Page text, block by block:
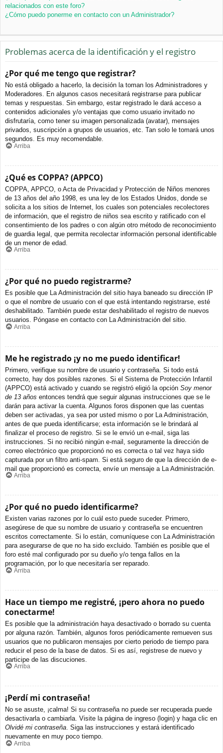
relacionados con este foro?
¿Cómo puedo ponerme en contacto con un Administrador?
Problemas acerca de la identificación y el registro
¿Por qué me tengo que registrar?
No está obligado a hacerlo, la decisión la toman los Administradores y
Moderadores. En algunos casos necesitará registrarse para publicar
temas y respuestas. Sin embargo, estar registrado le dará acceso a
contenidos adicionales y/o ventajas que como usuario invitado no
disfrutaría, como tener su imagen personalizada (avatar), mensajes
privados, suscripción a grupos de usuarios, etc. Tan solo le tomará unos
segundos. Es muy recomendable.
Arriba
¿Qué es COPPA? (APPCO)
COPPA, APPCO, o Acta de Privacidad y Protección de Niños menores
de 13 años del año 1998, es una ley de los Estados Unidos, donde se
solicita a los sitios de Internet, los cuales son potenciales recolectores
de información, que el registro de niños sea escrito y ratificado con el
consentimiento de los padres o con algún otro método de reconocimiento
de guardia legal, que permita recolectar información personal identificable
de un menor de edad.
Arriba
¿Por qué no puedo registrarme?
Es posible que La Administración del sitio haya baneado su dirección IP
o que el nombre de usuario con el que está intentando registrarse, esté
deshabilitado. También puede estar deshabilitado el registro de nuevos
usuarios. Póngase en contacto con La Administración del sitio.
Arriba
Me he registrado ¡y no me puedo identificar!
Primero, verifique su nombre de usuario y contraseña. Si todo está
correcto, hay dos posibles razones. Si el Sistema de Protección Infantil
(APPCO) está activado y cuando se registró eligió la opción Soy menor
de 13 años entonces tendrá que seguir algunas instrucciones que se le
darán para activar la cuenta. Algunos foros disponen que las cuentas
deben ser activadas, ya sea por usted mismo o por La Administración,
antes de que pueda identificarse; esta información se le brindará al
finalizar el proceso de registro. Si se le envió un e-mail, siga las
instrucciones. Si no recibió ningún e-mail, seguramente la dirección de
correo electrónico que proporcionó no es correcta o tal vez haya sido
capturada por un filtro anti-spam. Si está seguro de que la dirección de e-
mail que proporcionó es correcta, envíe un mensaje a La Administración.
Arriba
¿Por qué no puedo identificarme?
Existen varias razones por lo cuál esto puede suceder. Primero,
asegúrese de que su nombre de usuario y contraseña se encuentren
escritos correctamente. Si lo están, comuníquese con La Administración
para asegurarse de que no ha sido excluido. También es posible que el
foro esté mal configurado por su dueño y/o tenga fallos en la
programación, por lo que necesitaría ser reparado.
Arriba
Hace un tiempo me registré, ¡pero ahora no puedo
conectarme!
Es posible que la administración haya desactivado o borrado su cuenta
por alguna razón. También, algunos foros periódicamente remueven sus
usuarios que no publicaron mensajes por cierto periodo de tiempo para
reducir el peso de la base de datos. Si es así, registrese de nuevo y
participe de las discuciones.
Arriba
¡Perdí mi contraseña!
No se asuste, ¡calma! Si su contraseña no puede ser recuperada puede
desactivarla o cambiarla. Visite la página de ingreso (login) y haga clic en
Olvidé mi contraseña. Siga las instrucciones y estará identificado
nuevamente en muy poco tiempo.
Arriba